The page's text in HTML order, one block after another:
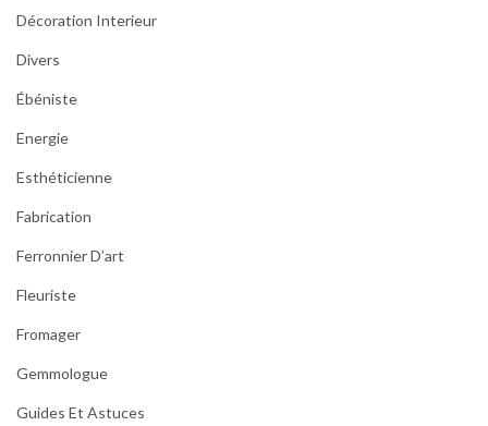
Décoration Interieur
Divers
Ébéniste
Energie
Esthéticienne
Fabrication
Ferronnier D’art
Fleuriste
Fromager
Gemmologue
Guides Et Astuces